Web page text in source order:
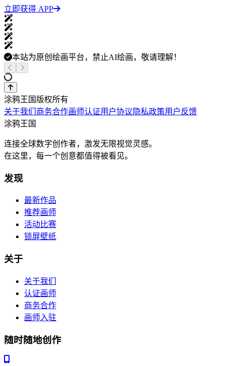
立即获得 APP
本站为原创绘画平台，禁止AI绘画，敬请理解！
涂鸦王国版权所有
关于我们 商务合作画师认证用户协议 隐私政策用户反馈
涂鸦王国
连接全球数字创作者，激发无限视觉灵感。
在这里，每一个创意都值得被看见。
发现
最新作品
推荐画师
活动比赛
锁屏壁纸
关于
关于我们
认证画师
商务合作
画师入驻
随时随地创作